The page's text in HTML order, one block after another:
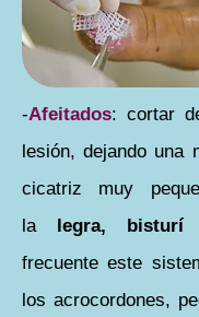
-Afeitados: cortar
lesión, dejando una
cicatriz muy
la legra,
frecuente este
los acrocordones,